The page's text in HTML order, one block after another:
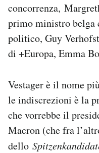
concorrenza,
primo ministro belga
politico, Guy
di +Europa, Emma
Vestager è il nome
le indiscrezioni è la
che vorrebbe il
Macron (che fra
dello